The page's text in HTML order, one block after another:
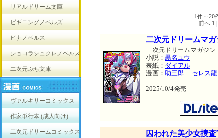
リアルドリーム文庫
ビギニングノベルズ
ピナノベルス
ショコラシュクレノベルズ
二次元ぷち文庫
ヴァルキリーコミックス
作家単行本 (成人向け)
二次元ドリームコミックス
1件～20
前へ 1 |
二次元ドリームマガ
二次元ドリームマガジン
小説： 黒名ユウ
表紙： ダイアル
漫画： 助三郎 セレス龍
2025/10/4発売
囚われた美少女捜